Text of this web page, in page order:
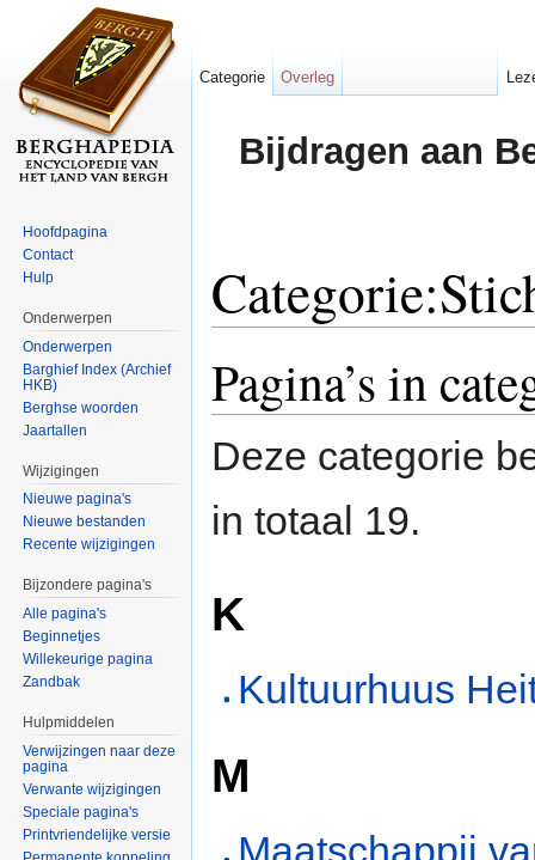
Bijdragen aan
Pagina’s in
Deze categorie
in totaal 19.
K
Kultuurhuus
M
Maatschappij
Categorie Overleg
Hoofdpagina
Contact
Hulp
Onderwerpen
Onderwerpen
Barghief Index (Archief
HKB)
Berghse woorden
Jaartallen
Wijzigingen
Nieuwe pagina's
Nieuwe bestanden
Recente wijzigingen
Bijzondere pagina's
Alle pagina's
Beginnetjes
Willekeurige pagina
Zandbak
Hulpmiddelen
Verwijzingen naar deze
pagina
Verwante wijzigingen
Speciale pagina's
Printvriendelijke versie